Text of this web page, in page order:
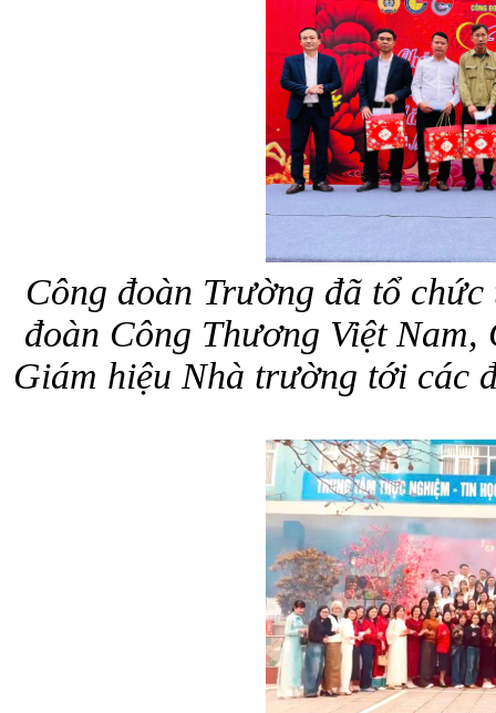
Công đoàn Trường đã tổ
đoàn Công Thương Việt
Giám hiệu Nhà trường tới các